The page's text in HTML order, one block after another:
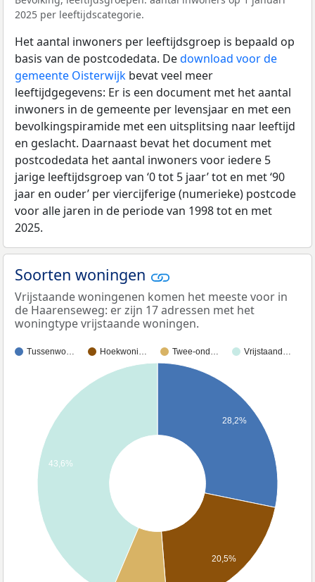
2025 per leeftijdscategorie.
Het aantal inwoners per leeftijdsgroep is bepaald op
basis van de postcodedata. Dedownload voor de
gemeente Oisterwijk bevat veel meer
leeftijdgegevens: Er is een document met het aantal
inwoners in de gemeente per levensjaar en met een
bevolkingspiramide met een uitsplitsing naar leeftijd
en geslacht. Daarnaast bevat het document met
postcodedata het aantal inwoners voor iedere 5
jarige leeftijdsgroep van ‘0 tot 5 jaar’ tot en met ‘90
jaar en ouder’ per viercijferige (numerieke) postcode
voor alle jaren in de periode van 1998 tot en met
2025.
Soorten woningen
Vrijstaande woningenen komen het meeste voor in
de Haarenseweg: er zijn 17 adressen met het
woningtype vrijstaande woningen.
Tussenwo… Hoekwoni… Twee-ond… Vrijstaand…
28,2%
20,5%
43,6%